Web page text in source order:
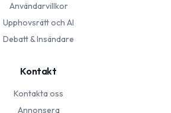
Användarvillkor
Upphovsrätt och AI
Debatt & Insändare
Kontakt
Kontakta oss
Annonsera